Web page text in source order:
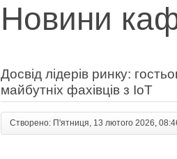
Новини
Досвід лідерів ринку:
майбутніх фахівців з IoT
Створено: П'ятниця, 13 лютого 2026,